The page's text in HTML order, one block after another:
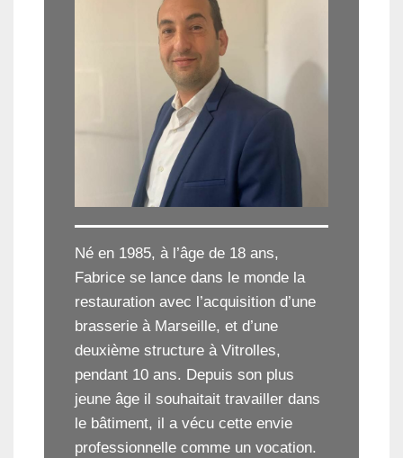
Né en 1985, à l’âge de 18 ans,
Fabrice se lance dans le monde la
restauration avec l’acquisition d’une
brasserie à Marseille, et d’une
deuxième structure à Vitrolles,
pendant 10 ans. Depuis son plus
jeune âge il souhaitait travailler dans
le bâtiment, il a vécu cette envie
professionnelle comme un vocation.